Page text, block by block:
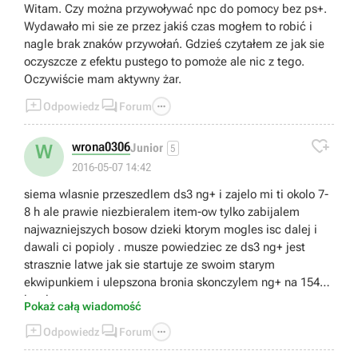
Witam. Czy można przywoływać npc do pomocy bez ps+.
Wydawało mi sie ze przez jakiś czas mogłem to robić i
nagle brak znaków przywołań. Gdzieś czytałem ze jak sie
oczyszcze z efektu pustego to pomoże ale nic z tego.
Oczywiście mam aktywny żar.
Odpowiedz  Forum 
W wrona0306Junior 5
2016-05-07 14:42

siema wlasnie przeszedlem ds3 ng+ i zajelo mi ti okolo 7-
8 h ale prawie niezbieralem item-ow tylko zabijalem
najwazniejszych bosow dzieki ktorym mogles isc dalej i
dawali ci popioly . musze powiedziec ze ds3 ng+ jest
strasznie latwe jak sie startuje ze swoim starym
ekwipunkiem i ulepszona bronia skonczylem ng+ na 154
levelu.
Pokaż całą wiadomość
Odpowiedz  Forum 